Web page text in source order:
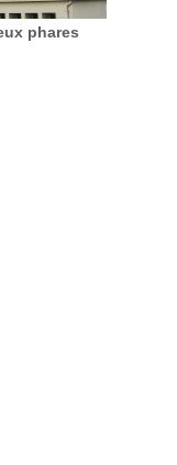
phares